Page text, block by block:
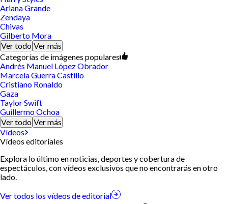
Ariana Grande
Zendaya
Chivas
Gilberto Mora
Ver todo Ver más
Categorías de imágenes populares
Andrés Manuel López Obrador
Marcela Guerra Castillo
Cristiano Ronaldo
Gaza
Taylor Swift
Guillermo Ochoa
Ver todo Ver más
Vídeos
Vídeos editoriales
Explora lo último en noticias, deportes y cobertura de
espectáculos, con vídeos exclusivos que no encontrarás en otro
lado.
Ver todos los vídeos de editorial